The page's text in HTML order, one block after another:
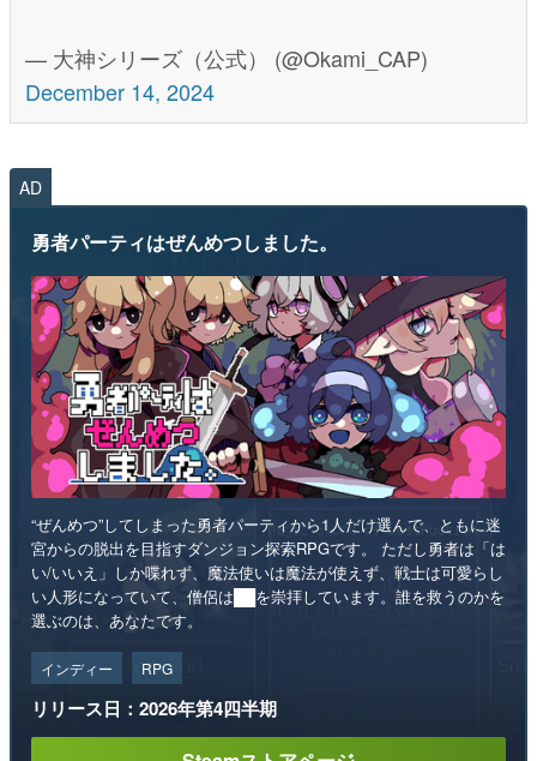
— 大神シリーズ（公式） (@Okami_CAP)
December 14, 2024
AD
勇者パーティはぜんめつしました。
“ぜんめつ”してしまった勇者パーティから1人だけ選んで、ともに迷
宮からの脱出を目指すダンジョン探索RPGです。 ただし勇者は「は
い/いいえ」しか喋れず、魔法使いは魔法が使えず、戦士は可愛らし
い人形になっていて、僧侶は██を崇拝しています。誰を救うのかを
選ぶのは、あなたです。
インディー RPG
リリース日：2026年第4四半期